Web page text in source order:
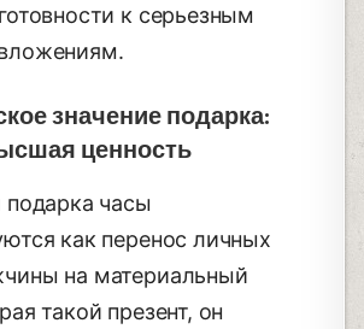
к серьезным
значение подарка:
ценность
подарка часы
как перенос личных
на материальный
такой презент, он